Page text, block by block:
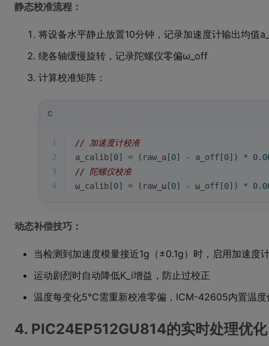
静态校准流程：
将设备水平静止放置10分钟，记录加速度计输出均值
绕各轴缓慢旋转，记录陀螺仪零偏ω_off
计算校准矩阵：
C
1
// 加速度计校准
2
a_calib[0] = (raw_a[0] - a_off[0]) *
3
// 陀螺仪校准
4
ω_calib[0] = (raw_ω[0] - ω_off[0]) *
动态补偿技巧：
当检测到加速度模量接近1g（±0.1g）时，启用加速度
运动剧烈时自动降低K_i增益，防止过校正
温度每变化5℃需重新校准零偏，ICM-42605内置温
4. PIC24EP512GU814的实时处理优化